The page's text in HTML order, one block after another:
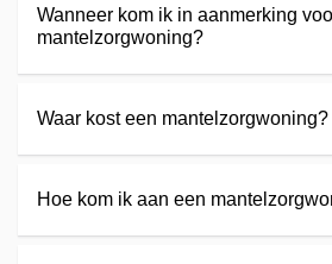
Wanneer kom ik in aanmerking
mantelzorgwoning?
Waar kost een mantelzorgwoning?
Hoe kom ik aan een